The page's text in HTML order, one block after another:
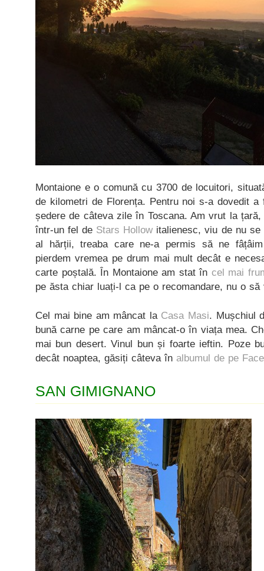
Montaione e o comună cu 3700 de locuitori,
de kilometri de Florența. Pentru noi s-a dovedit
ședere de câteva zile în Toscana. Am vrut la
într-un fel de Stars Hollow italienesc, viu de nu
al hărții, treaba care ne-a permis să ne
pierdem vremea pe drum mai mult decât e
carte poștală. În Montaione am stat în cel mai
pe ăsta chiar luați-l ca pe o recomandare, nu o să
Cel mai bine am mâncat la Casa Masi. Mușchiul
bună carne pe care am mâncat-o în viața mea.
mai bun desert. Vinul bun și foarte ieftin. Poze
decât noaptea, găsiți câteva în albumul de pe
SAN GIMIGNANO